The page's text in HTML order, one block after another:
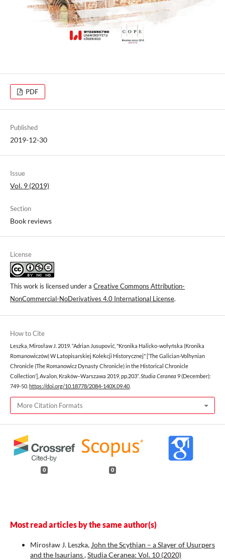
PDF
Published
2019-12-30
Issue
Vol. 9 (2019)
Section
Book reviews
License
This work is licensed under a Creative Commons Attribution-
NonCommercial-NoDerivatives 4.0 International License.
How to Cite
Leszka, Mirosław J. 2019. “Adrian Jusupović, "Kronika Halicko-wołyńska (Kronika
Romanowiczów) W Latopisarskiej Kolekcji Historycznej" [‘The Galician-Volhynian
Chronicle (The Romanowicz Dynasty Chronicle) in the Historical Chronicle
Collection’], Avalon, Kraków–Warszawa 2019, pp.203”.Studia Ceranea 9 (December):
749-50. https://doi.org/10.18778/2084-140X.09.40.
More Citation Formats
0 0
Most read articles by the same author(s)
Mirosław J. Leszka, John the Scythian – a Slayer of Usurpers
and the Isaurians,Studia Ceranea: Vol. 10 (2020)